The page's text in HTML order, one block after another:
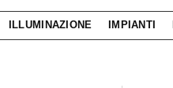
ILLUMINAZIONE IMPIANTI